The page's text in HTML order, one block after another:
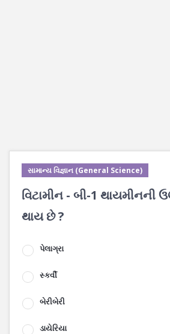
સામાન્ય વિજ્ઞાન (General Science)
વિટામીન - બી-1 થાયમીનની
થાય છે ?
પેલાગ્રા
સ્કર્વી
બેરીબેરી
ડાયેરિયા